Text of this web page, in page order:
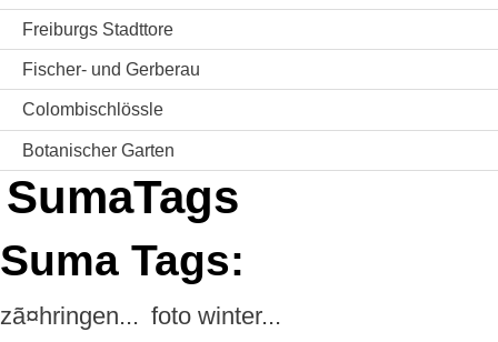
Freiburgs Stadttore
Fischer- und Gerberau
Colombischlössle
Botanischer Garten
SumaTags
Suma Tags:
zã¤hringen... foto winter...